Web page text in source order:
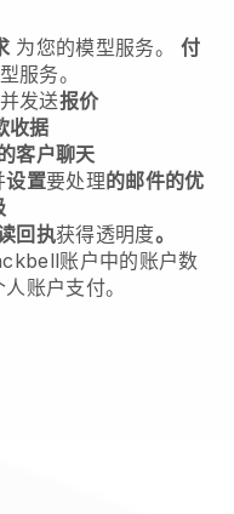
为您的模型服务。
付
服务。
并发送报价
收据
客户聊天
设置要处理的邮件的优
回执获得透明度。
账户中的账户数
账户支付。